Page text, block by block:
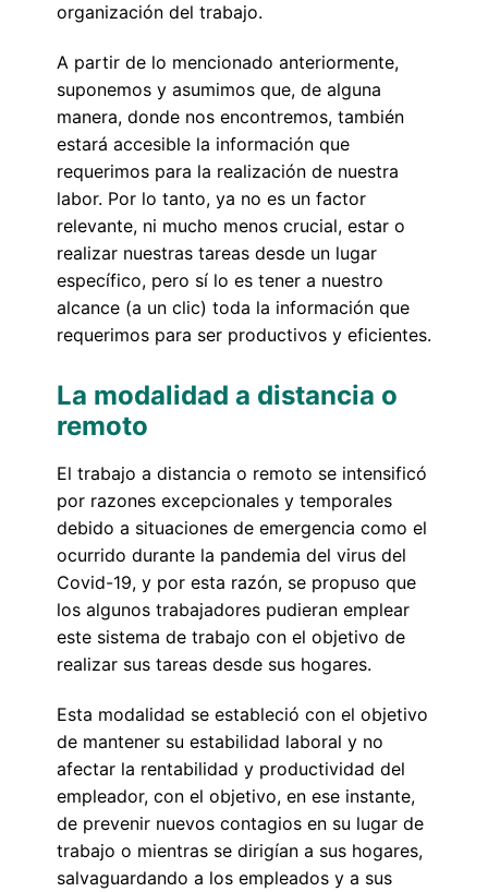
organización del trabajo.
A partir de lo mencionado anteriormente,
suponemos y asumimos que, de alguna
manera, donde nos encontremos, también
estará accesible la información que
requerimos para la realización de nuestra
labor. Por lo tanto, ya no es un factor
relevante, ni mucho menos crucial, estar o
realizar nuestras tareas desde un lugar
específico, pero sí lo es tener a nuestro
alcance (a un clic) toda la información que
requerimos para ser productivos y eficientes.
La modalidad a distancia o
remoto
El trabajo a distancia o remoto se intensificó
por razones excepcionales y temporales
debido a situaciones de emergencia como el
ocurrido durante la pandemia del virus del
Covid-19, y por esta razón, se propuso que
los algunos trabajadores pudieran emplear
este sistema de trabajo con el objetivo de
realizar sus tareas desde sus hogares.
Esta modalidad se estableció con el objetivo
de mantener su estabilidad laboral y no
afectar la rentabilidad y productividad del
empleador, con el objetivo, en ese instante,
de prevenir nuevos contagios en su lugar de
trabajo o mientras se dirigían a sus hogares,
salvaguardando a los empleados y a sus